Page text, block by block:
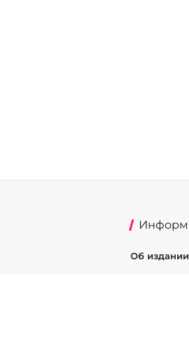
Об издании